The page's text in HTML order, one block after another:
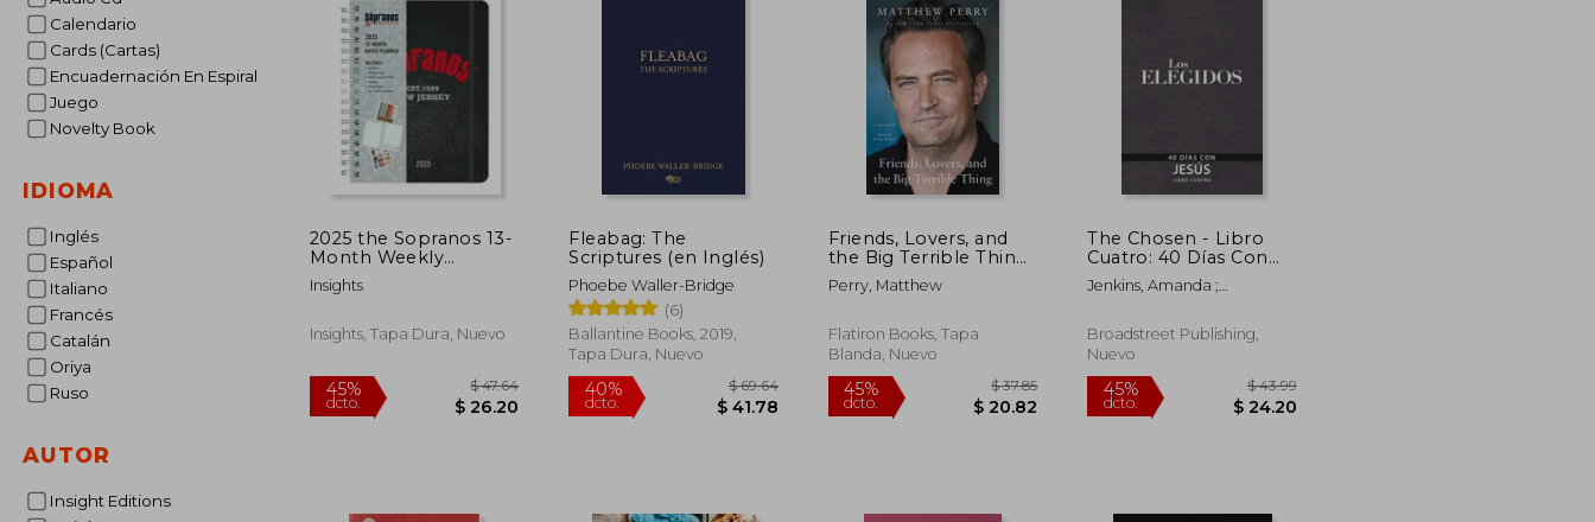
Calendario
Cards (Cartas)
Encuadernación En Espiral
Juego
Novelty Book
IDIOMA
Inglés
Español
Italiano
Francés
Catalán
Oriya
Ruso
AUTOR
Insight Editions
2025 the Sopranos 13-
Month Weekly
Planner (en Inglés)
Insights
Insights, Tapa Dura, Nuevo
Fleabag: The
Scriptures (en Inglés)
Phoebe Waller-Bridge
(6)
Ballantine Books, 2019,
Tapa Dura, Nuevo
$ 41.78
Friends, Lovers, and
the Big Terrible Thing:
A Memoir (en Inglés)
Perry, Matthew
Flatiron Books, Tapa
Blanda, Nuevo
$ 20.82
The Chosen - Libro
Cuatro: 40 Días Con
Jesús
Jenkins, Amanda ;
Dallas
Broadstreet Publishing,
Nuevo